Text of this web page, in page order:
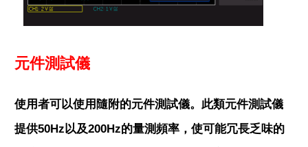
元件測試儀
使用者可以使用隨附的元件測試儀。此類元件測試儀
提供50Hz以及200Hz的量測頻率，使可能冗長乏味的